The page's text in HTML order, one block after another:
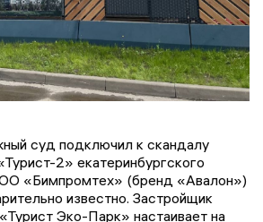
суд подключил к скандалу
2» екатеринбургского
«Бимпромтех» (бренд «Авалон»)
известно. Застройщик
Эко-Парк» настаивает на